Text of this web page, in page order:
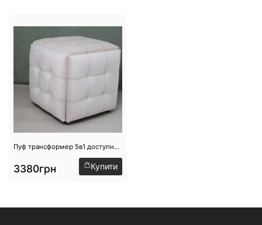
Пуф трансформер 5в1 доступний на складі №11
3380грн Купити